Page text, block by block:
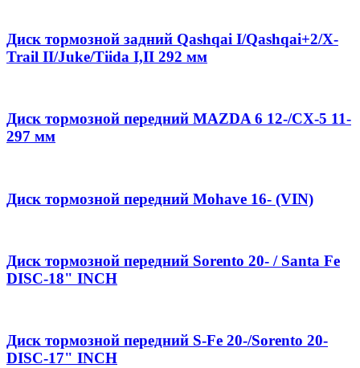
Диск тормозной задний Qashqai I/Qashqai+2/X-
Trail II/Juke/Tiida I,II 292 мм
Диск тормозной передний MAZDA 6 12-/CX-5 11-
297 мм
Диск тормозной передний Mohave 16- (VIN)
Диск тормозной передний Sorento 20- / Santa Fe
DISC-18" INCH
Диск тормозной передний S-Fe 20-/Sorento 20-
DISC-17" INCH